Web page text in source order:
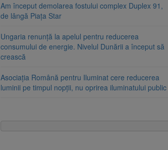
Am început demolarea fostului complex Duplex 91,
de lângă Piața Star
Ungaria renunță la apelul pentru reducerea
consumului de energie. Nivelul Dunării a început să
crească
Asociația Română pentru Iluminat cere reducerea
luminii pe timpul nopții, nu oprirea iluminatului public